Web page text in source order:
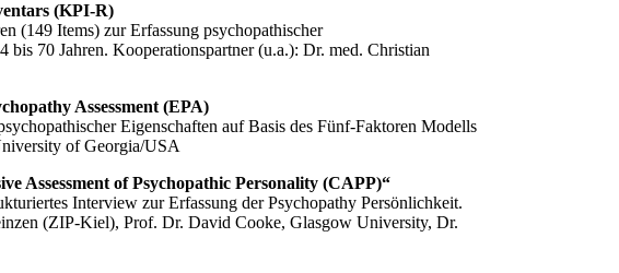
(KPI-R)
(149 Items) zur Erfassung psychopathischer
bis 70 Jahren. Kooperationspartner (u.a.): Dr. med. Christian
Assessment (EPA)
Eigenschaften auf Basis des Fünf-Faktoren Modells
of Georgia/USA
Assessment of Psychopathic Personality (CAPP)“
Interview zur Erfassung der Psychopathy Persönlichkeit.
(ZIP-Kiel), Prof. Dr. David Cooke, Glasgow University, Dr.